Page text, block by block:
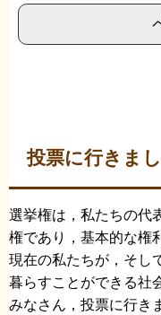
投票に行きま
選挙権は，私たちの代
権であり，基本的な権
現在の私たちが，そし
暮らすことができる社
みなさん，投票に行き